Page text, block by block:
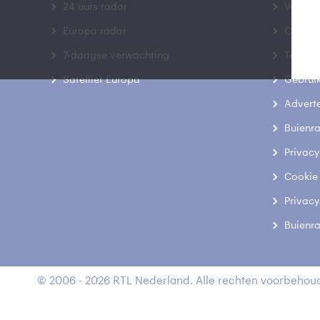
24 uurs radar
Europa radar
7-daagse verwachting
Satelliet Europa
Contact
© 2006 - 2026 RTL Nederland. Alle rechten